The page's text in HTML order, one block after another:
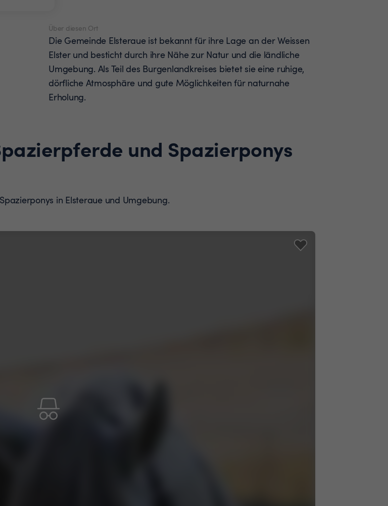
Über diesen Ort
Die Gemeinde Elsteraue ist bekannt für ihre Lage an der Weissen
Elster und besticht durch ihre Nähe zur Natur und die ländliche
Umgebung. Als Teil des Burgenlandkreises bietet sie eine ruhige,
dörfliche Atmosphäre und gute Möglichkeiten für naturnahe
Erholung.
und Spazierponys
in Elsteraue und Umgebung.